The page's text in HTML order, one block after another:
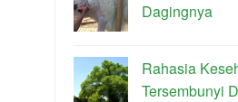
Dagingnya
Rahasia
Tersembunyi